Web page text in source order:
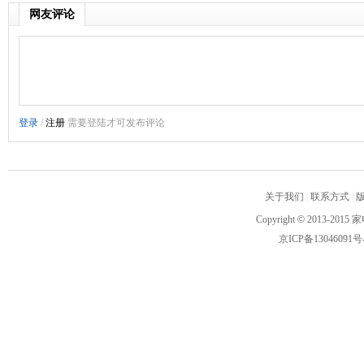
网友评论
关于我们 联系方式
Copyright © 2013-2015
京ICP备13046091号